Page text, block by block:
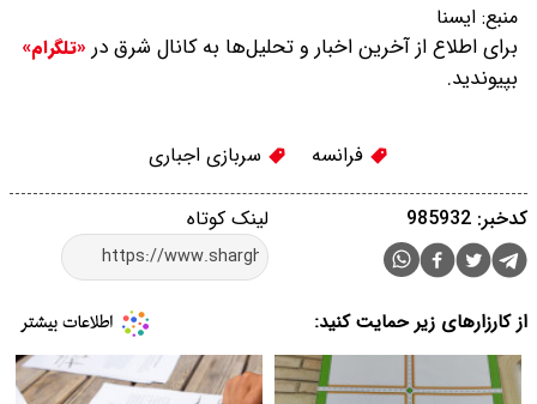
منبع: ایسنا
برای اطلاع از آخرین اخبار و تحلیل‌ها به کانال شرق در «تلگرام»
بپیوندید.
فرانسه سربازی اجباری
لینک کوتاه کدخبر: 985932
از کارزارهای زیر حمایت کنید: